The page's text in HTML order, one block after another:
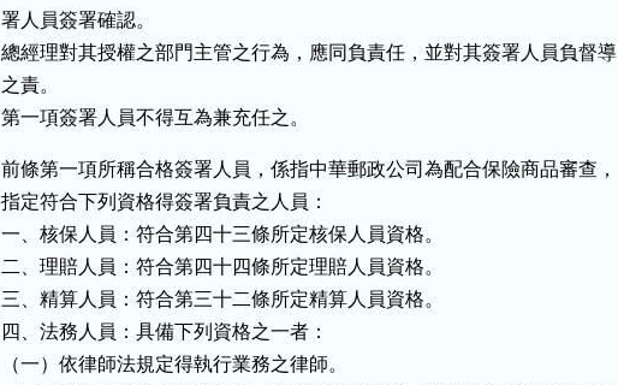
署人員簽署確認。
總經理對其授權之部門主管之行為，應同負責任，並對其簽署人員負督導
之責。
第一項簽署人員不得互為兼充任之。
前條第一項所稱合格簽署人員，係指中華郵政公司為配合保險商品審查，
指定符合下列資格得簽署負責之人員：
一、核保人員：符合第四十三條所定核保人員資格。
二、理賠人員：符合第四十四條所定理賠人員資格。
三、精算人員：符合第三十二條所定精算人員資格。
四、法務人員：具備下列資格之一者：
（一）依律師法規定得執行業務之律師。